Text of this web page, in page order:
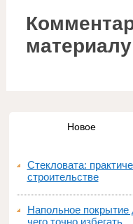
материалу
Новое
Стекловата:
строительстве
Напольное покрытие
чего точно избегать